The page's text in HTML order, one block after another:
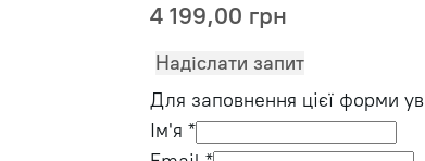
4 199,00 грн
Надіслати запит
Для заповнення цієї форми
Ім'я *